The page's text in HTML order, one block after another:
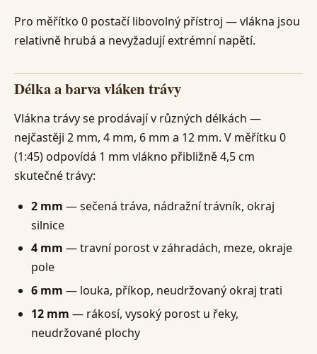
Pro měřítko 0 postačí libovolný přístroj — vlákna jsou
relativně hrubá a nevyžadují extrémní napětí.
Délka a barva vláken trávy
Vlákna trávy se prodávají v různých délkách —
nejčastěji 2 mm, 4 mm, 6 mm a 12 mm. V měřítku 0
(1:45) odpovídá 1 mm vlákno přibližně 4,5 cm
skutečné trávy:
2 mm — sečená tráva, nádražní trávník, okraj
silnice
4 mm — travní porost v záhradách, meze, okraje
pole
6 mm — louka, příkop, neudržovaný okraj trati
12 mm — rákosí, vysoký porost u řeky,
neudržované plochy